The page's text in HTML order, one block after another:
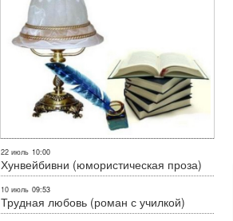
22 июль 10:00
Хунвейбивни (юмористическая проза)
10 июль 09:53
Трудная любовь (роман с училкой)